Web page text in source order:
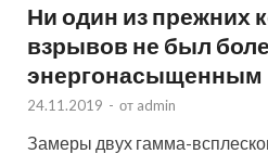
Ни один из прежних
взрывов не был
энергонасыщенным
24.11.2019 - от admin
Замеры двух гамма-